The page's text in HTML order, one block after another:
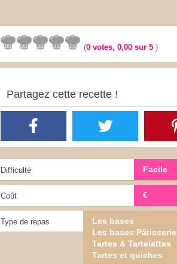
(0 votes,0,00 sur 5)
Partagez cette recette !
Difficulté Facile
Coût €
Type de repas
Les bases
Les bases Pâtisserie
Tartes & Tartelettes
Tartes et quiches